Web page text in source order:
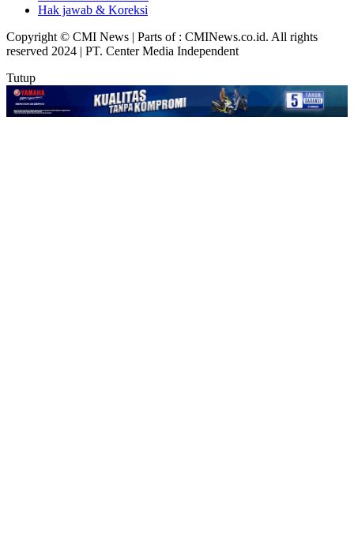
Hak jawab & Koreksi
Copyright © CMI News | Parts of : CMINews.co.id. All rights
reserved 2024 | PT. Center Media Independent
Tutup